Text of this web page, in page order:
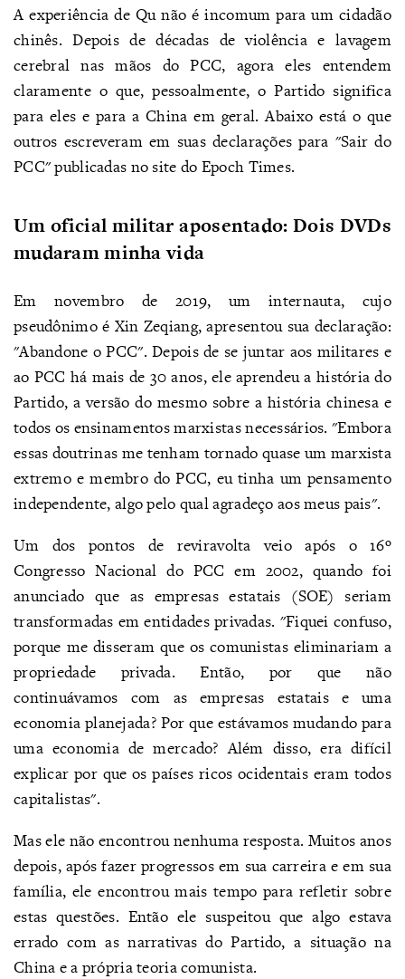
A experiência de Qu não é incomum para um cidadão
chinês. Depois de décadas de violência e lavagem
cerebral nas mãos do PCC, agora eles entendem
claramente o que, pessoalmente, o Partido significa
para eles e para a China em geral. Abaixo está o que
outros escreveram em suas declarações para "Sair do
PCC" publicadas no site do Epoch Times.
Um oficial militar aposentado: Dois DVDs
mudaram minha vida
Em novembro de 2019, um internauta, cujo
pseudônimo é Xin Zeqiang, apresentou sua declaração:
"Abandone o PCC". Depois de se juntar aos militares e
ao PCC há mais de 30 anos, ele aprendeu a história do
Partido, a versão do mesmo sobre a história chinesa e
todos os ensinamentos marxistas necessários. "Embora
essas doutrinas me tenham tornado quase um marxista
extremo e membro do PCC, eu tinha um pensamento
independente, algo pelo qual agradeço aos meus pais".
Um dos pontos de reviravolta veio após o 16º
Congresso Nacional do PCC em 2002, quando foi
anunciado que as empresas estatais (SOE) seriam
transformadas em entidades privadas. "Fiquei confuso,
porque me disseram que os comunistas eliminariam a
propriedade privada. Então, por que não
continuávamos com as empresas estatais e uma
economia planejada? Por que estávamos mudando para
uma economia de mercado? Além disso, era difícil
explicar por que os países ricos ocidentais eram todos
capitalistas".
Mas ele não encontrou nenhuma resposta. Muitos anos
depois, após fazer progressos em sua carreira e em sua
família, ele encontrou mais tempo para refletir sobre
estas questões. Então ele suspeitou que algo estava
errado com as narrativas do Partido, a situação na
China e a própria teoria comunista.